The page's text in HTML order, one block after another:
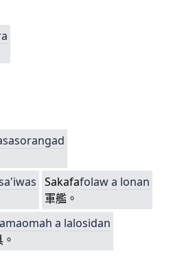
Sakafafolawa lonan
軍艦。
a lalosidan